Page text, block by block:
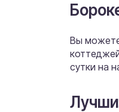
Вы можете
сутки на